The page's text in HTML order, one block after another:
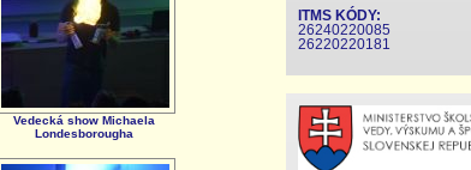
Vedecká show Michaela
Londesborougha
ITMS KÓDY:
26240220085
26220220181